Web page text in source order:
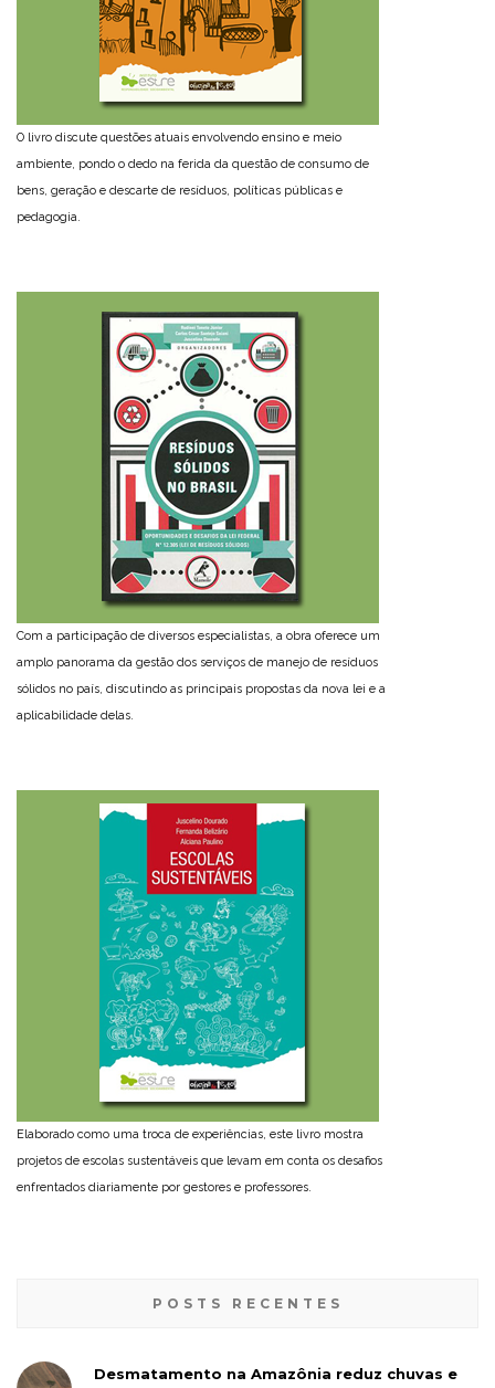
O livro discute questões atuais envolvendo ensino e meio
ambiente, pondo o dedo na ferida da questão de consumo de
bens, geração e descarte de resíduos, políticas públicas e
pedagogia.
Com a participação de diversos especialistas, a obra oferece um
amplo panorama da gestão dos serviços de manejo de resíduos
sólidos no país, discutindo as principais propostas da nova lei e a
aplicabilidade delas.
Elaborado como uma troca de experiências, este livro mostra
projetos de escolas sustentáveis que levam em conta os desafios
enfrentados diariamente por gestores e professores.
POSTS RECENTES
Desmatamento na Amazônia reduz chuvas e